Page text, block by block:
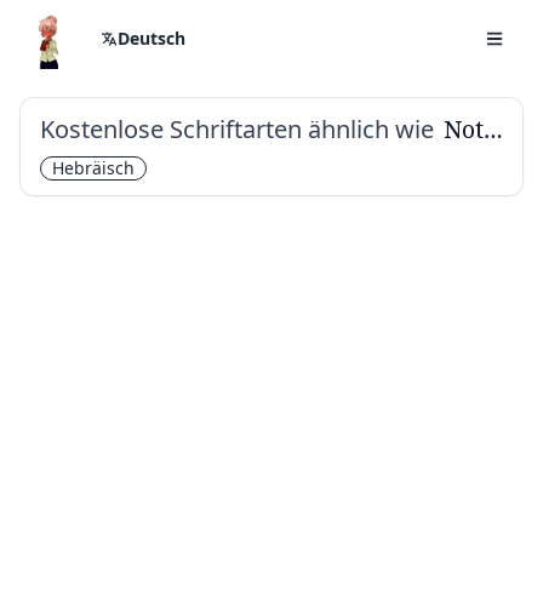
Deutsch
Kostenlose Schriftarten ähnlich wie Noto Serif Hebrew
Hebräisch